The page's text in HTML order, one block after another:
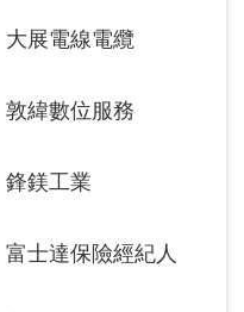
大展電線電纜
敦緯數位服務
鋒鎂工業
富士達保險經紀人